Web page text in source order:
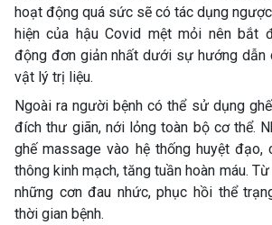
hoạt động quá sức sẽ có tác dụng
hiện của hậu Covid mệt mỏi nên bắt
động đơn giản nhất dưới sự hướng dẫn
vật lý trị liệu.
Ngoài ra người bệnh có thể sử dụng
đích thư giãn, nới lỏng toàn bộ cơ thể.
ghế massage vào hệ thống huyệt
thông kinh mạch, tăng tuần hoàn máu.
những cơn đau nhức, phục hồi thể
thời gian bệnh.